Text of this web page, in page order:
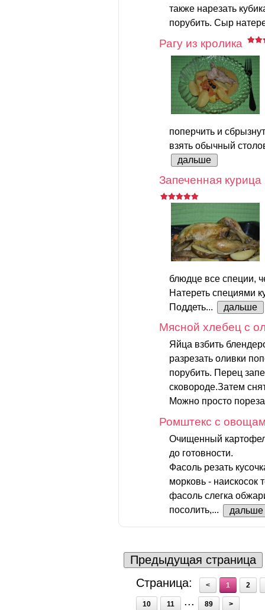
также нарезать
порубить. Сыр
Рагу из кролика
поперчить и
взять обычный
дальше
Запеченная
блюдце все специи,
Натереть специями
Поддеть...
дальше
Мясной хлебец с
Яйца взбить
разрезать оливки
порубить. Перец
сковороде.Затем
Можно просто
Ромштекс с
Очищенный
до готовности.
Фасоль резать
морковь - наискосок
фасоль слегка
посолить,...
дальше
Предыдущая страница
Страница:
< 1 2
10 11 ... 89 >